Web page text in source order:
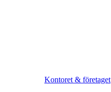
Kontoret & företaget